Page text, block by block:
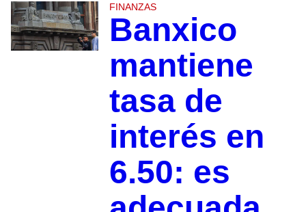
FINANZAS
Banxico
mantiene
tasa de
interés en
6.50: es